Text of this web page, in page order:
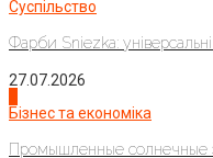
Суспільство
Фарби Sniezka: універсальні
27.07.2026
Бізнес та економіка
Промышленные солнечные